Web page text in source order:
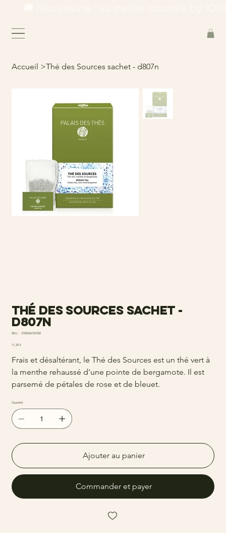
Accueil >Thé des Sources sachet - d807n
Thé des Sources sachet -
d807n
SKU :
SKU
3700256703782
Prix
11,20 €
Frais et désaltérant, le Thé des Sources est un thé vert à
la menthe rehaussé d'une pointe de bergamote. Il est
parsemé de pétales de rose et de bleuet.
Quantité
Ajouter au panier
Commander et payer